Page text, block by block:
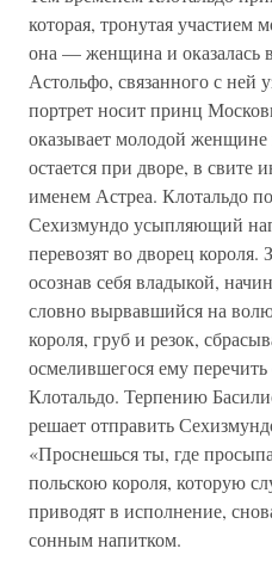
которая, тронутая участием
она — женщина и оказалась
Астольфо, связанного с
портрет носит принц
оказывает молодой
остается при дворе, в свите
именем Астреа. Клотальдо
Сехизмундо усыпляющий
перевозят во дворец короля.
осознав себя владыкой,
словно вырвавшийся на
короля, груб и резок,
осмелившегося ему
Клотальдо. Терпению
решает отправить
«Проснешься ты, где
польскою короля, которую
приводят в исполнение,
сонным напитком.